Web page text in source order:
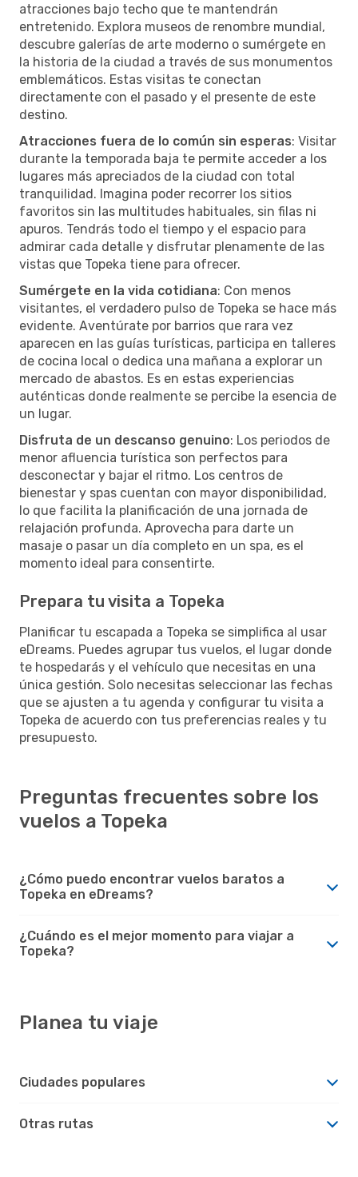
atracciones bajo techo que te mantendrán
entretenido. Explora museos de renombre mundial,
descubre galerías de arte moderno o sumérgete en
la historia de la ciudad a través de sus monumentos
emblemáticos. Estas visitas te conectan
directamente con el pasado y el presente de este
destino.
Atracciones fuera de lo común sin esperas: Visitar
durante la temporada baja te permite acceder a los
lugares más apreciados de la ciudad con total
tranquilidad. Imagina poder recorrer los sitios
favoritos sin las multitudes habituales, sin filas ni
apuros. Tendrás todo el tiempo y el espacio para
admirar cada detalle y disfrutar plenamente de las
vistas que Topeka tiene para ofrecer.
Sumérgete en la vida cotidiana: Con menos
visitantes, el verdadero pulso de Topeka se hace más
evidente. Aventúrate por barrios que rara vez
aparecen en las guías turísticas, participa en talleres
de cocina local o dedica una mañana a explorar un
mercado de abastos. Es en estas experiencias
auténticas donde realmente se percibe la esencia de
un lugar.
Disfruta de un descanso genuino: Los periodos de
menor afluencia turística son perfectos para
desconectar y bajar el ritmo. Los centros de
bienestar y spas cuentan con mayor disponibilidad,
lo que facilita la planificación de una jornada de
relajación profunda. Aprovecha para darte un
masaje o pasar un día completo en un spa, es el
momento ideal para consentirte.
Prepara tu visita a Topeka
Planificar tu escapada a Topeka se simplifica al usar
eDreams. Puedes agrupar tus vuelos, el lugar donde
te hospedarás y el vehículo que necesitas en una
única gestión. Solo necesitas seleccionar las fechas
que se ajusten a tu agenda y configurar tu visita a
Topeka de acuerdo con tus preferencias reales y tu
presupuesto.
Preguntas frecuentes sobre los
vuelos a Topeka
¿Cómo puedo encontrar vuelos baratos a
Topeka en eDreams?
¿Cuándo es el mejor momento para viajar a
Topeka?
Planea tu viaje
Ciudades populares
Otras rutas